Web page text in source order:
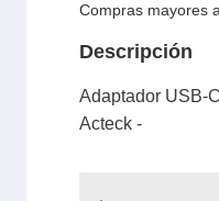
Compras mayores
Descripción
Adaptador USB-
Acteck -